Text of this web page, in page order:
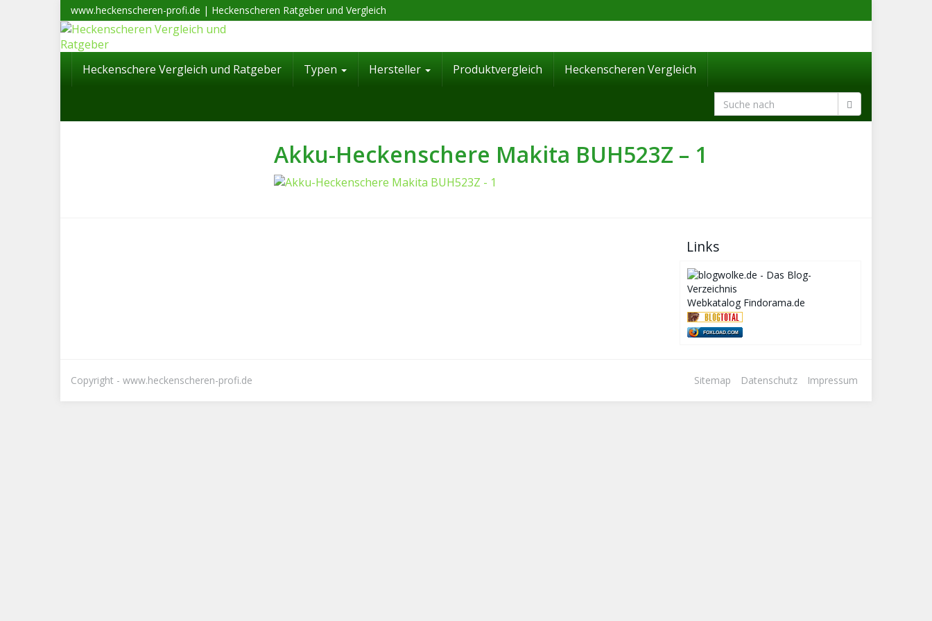
www.heckenscheren-profi.de | Heckenscheren Ratgeber und Vergleich
Heckenschere Vergleich und Ratgeber Typen Hersteller Produktvergleich Heckenscheren Vergleich
Akku-Heckenschere Makita BUH523Z – 1
Links
Webkatalog Findorama.de
FOXLOAD.COM
Copyright - www.heckenscheren-profi.de Sitemap Datenschutz Impressum